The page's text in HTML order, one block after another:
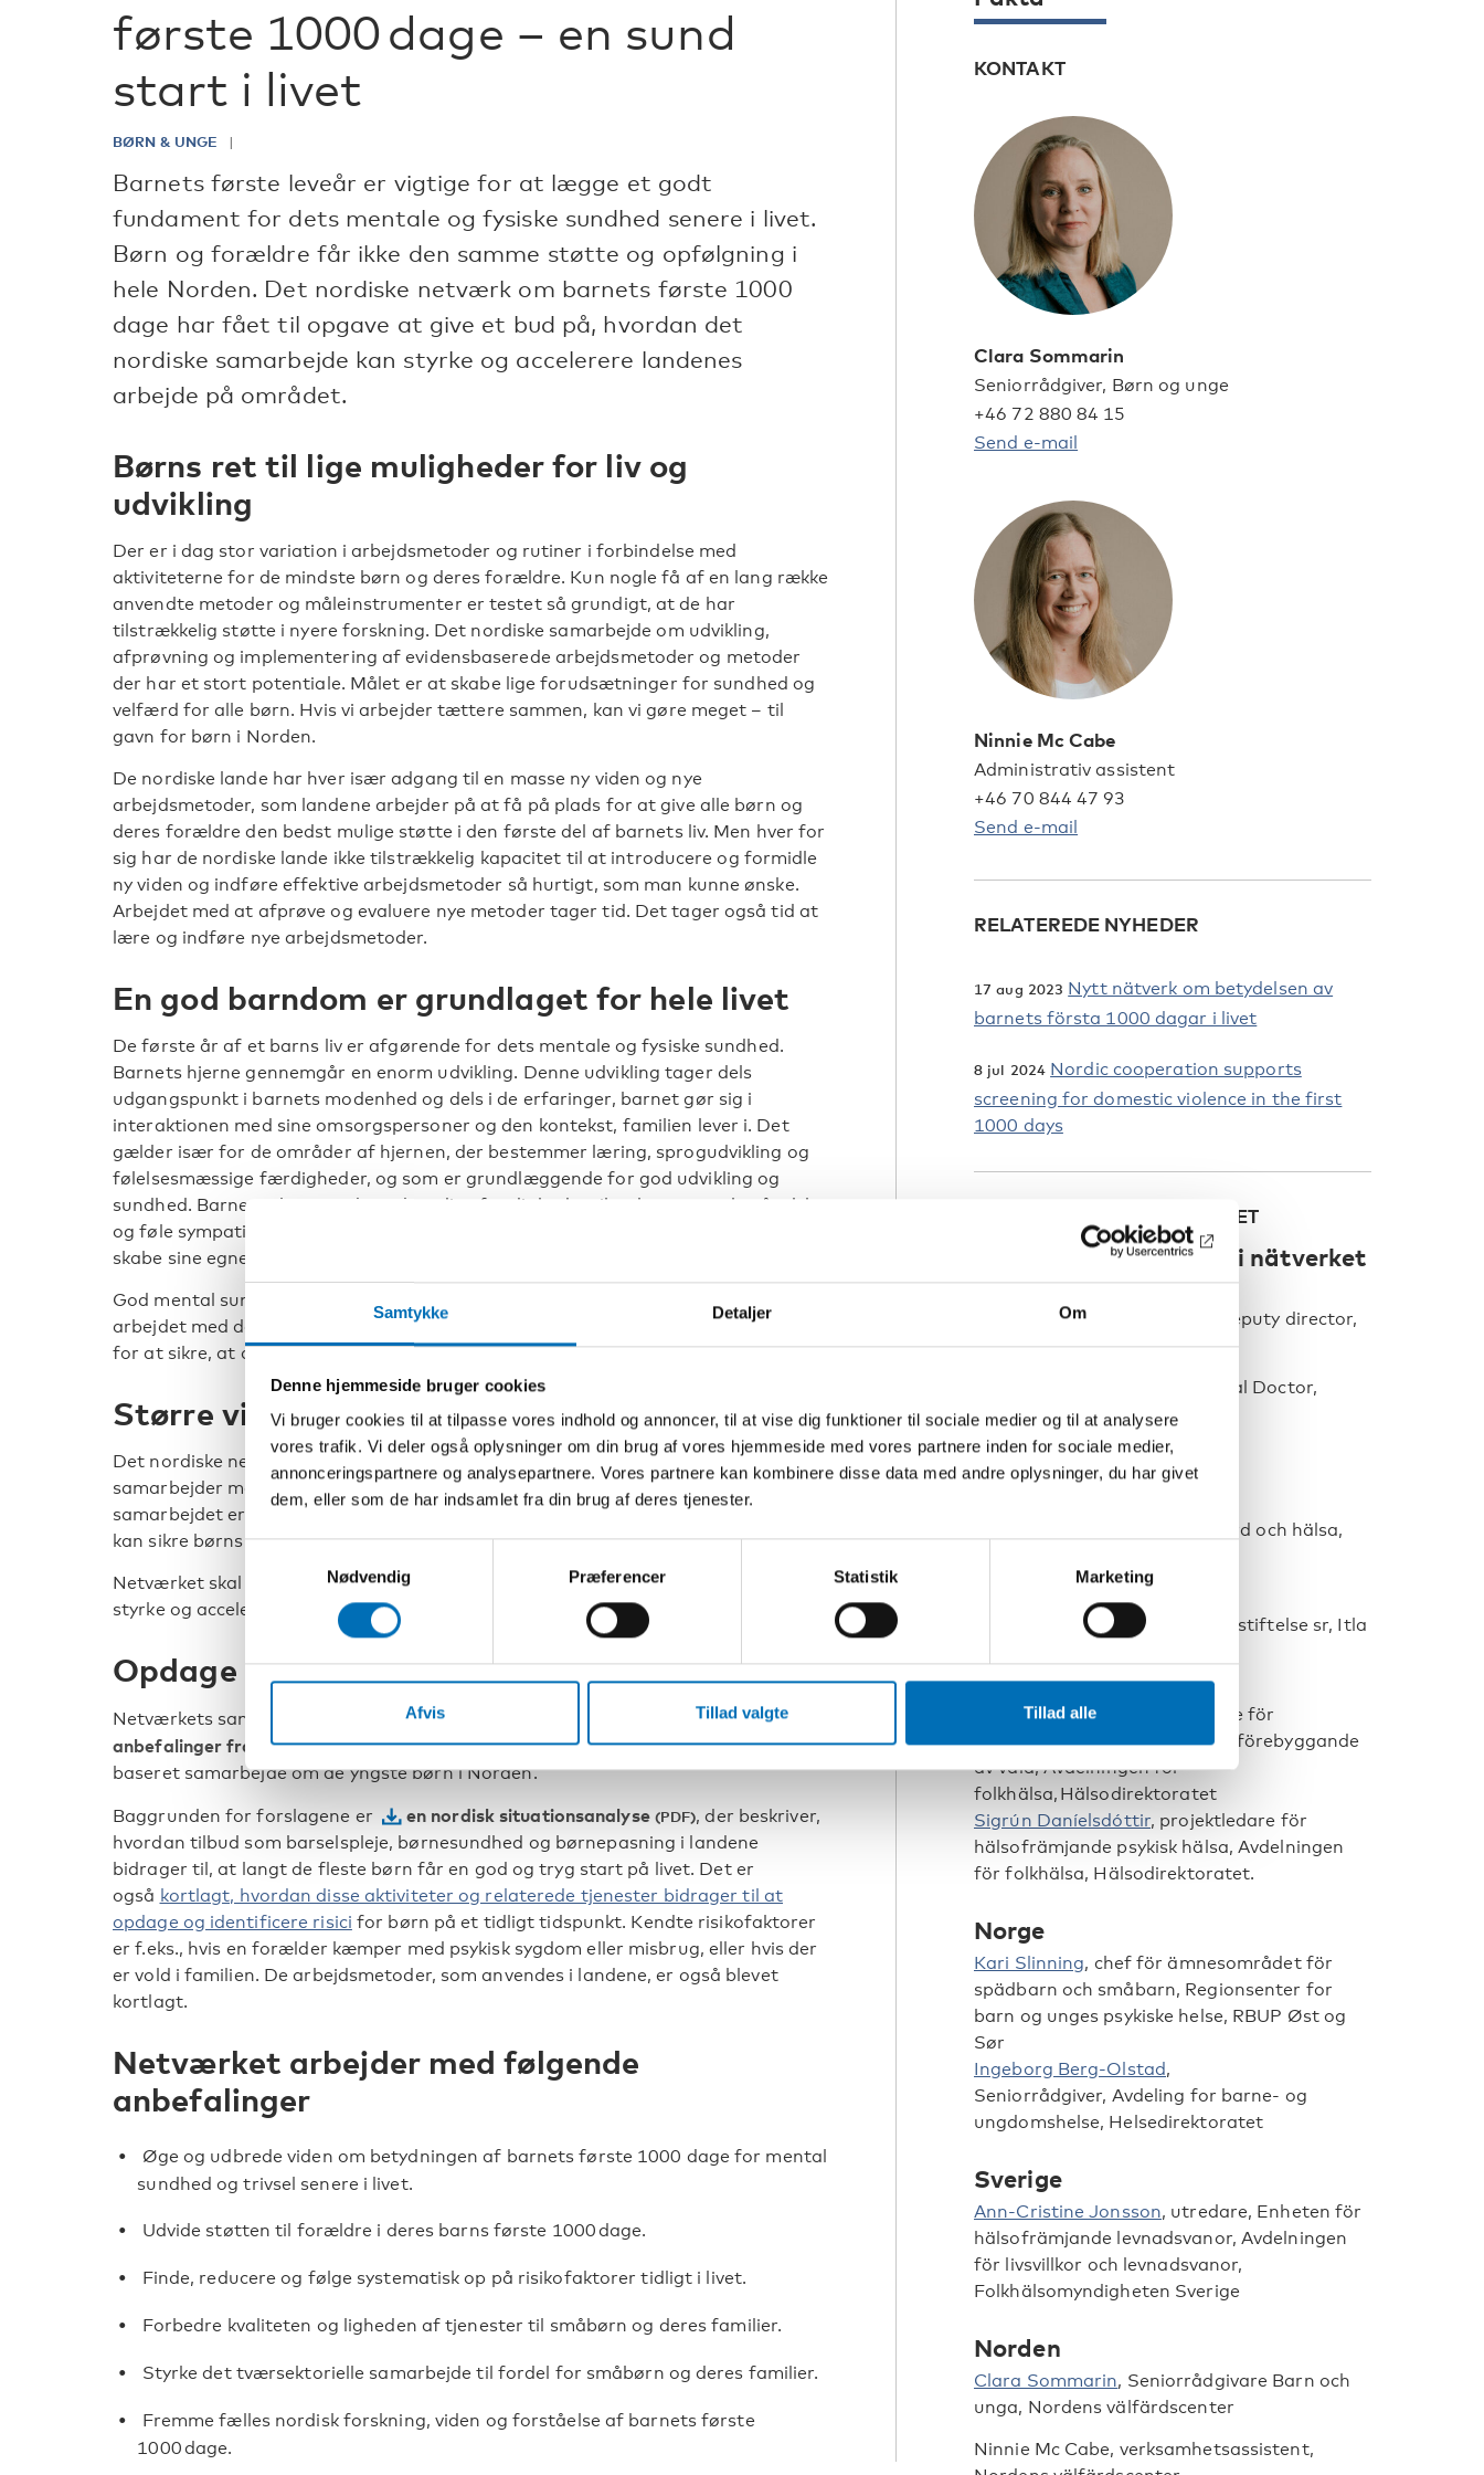
Samtykke Detaljer Om
Denne hjemmeside bruger cookies
Vi bruger cookies til at tilpasse vores indhold og annoncer, til at vise dig funktioner til sociale medier og til at analysere
vores trafik. Vi deler også oplysninger om din brug af vores hjemmeside med vores partnere inden for sociale medier,
annonceringspartnere og analysepartnere. Vores partnere kan kombinere disse data med andre oplysninger, du har givet
dem, eller som de har indsamlet fra din brug af deres tjenester.
Nødvendig
Præferencer Statistik Marketing
Afvis Tillad valgte Tillad alle
første 1000 dage – en sund
start i livet
BØRN & UNGE
Barnets første leveår er vigtige for at lægge et godt
fundament for dets mentale og fysiske sundhed senere i livet.
Børn og forældre får ikke den samme støtte og opfølgning i
hele Norden. Det nordiske netværk om barnets første 1000
dage har fået til opgave at give et bud på, hvordan det
nordiske samarbejde kan styrke og accelerere landenes
arbejde på området.
Børns ret til lige muligheder for liv og
udvikling
Der er i dag stor variation i arbejdsmetoder og rutiner i forbindelse med
aktiviteterne for de mindste børn og deres forældre. Kun nogle få af en lang række
anvendte metoder og måleinstrumenter er testet så grundigt, at de har
tilstrækkelig støtte i nyere forskning. Det nordiske samarbejde om udvikling,
afprøvning og implementering af evidensbaserede arbejdsmetoder og metoder
der har et stort potentiale. Målet er at skabe lige forudsætninger for sundhed og
velfærd for alle børn. Hvis vi arbejder tættere sammen, kan vi gøre meget – til
gavn for børn i Norden.
De nordiske lande har hver især adgang til en masse ny viden og nye
arbejdsmetoder, som landene arbejder på at få på plads for at give alle børn og
deres forældre den bedst mulige støtte i den første del af barnets liv. Men hver for
sig har de nordiske lande ikke tilstrækkelig kapacitet til at introducere og formidle
ny viden og indføre effektive arbejdsmetoder så hurtigt, som man kunne ønske.
Arbejdet med at afprøve og evaluere nye metoder tager tid. Det tager også tid at
lære og indføre nye arbejdsmetoder.
En god barndom er grundlaget for hele livet
De første år af et barns liv er afgørende for dets mentale og fysiske sundhed.
Barnets hjerne gennemgår en enorm udvikling. Denne udvikling tager dels
udgangspunkt i barnets modenhed og dels i de erfaringer, barnet gør sig i
interaktionen med sine omsorgspersoner og den kontekst, familien lever i. Det
gælder især for de områder af hjernen, der bestemmer læring, sprogudvikling og
følelsesmæssige færdigheder, og som er grundlæggende for god udvikling og
sundhed. Barnet erhverver de nødvendige færdigheder til at lære at stole på, elske
og føle sympati for andre mennesker. Det lærer at styre sine følelser for at kunne
skabe sine egne positive relationer i fremtiden.
God mental sundhed er vigtig for både barnet og familien. Derfor har FN i
arbejdet med de globale bæredygtighedsmål lagt særlig vægt på landenes ansvar
for at sikre, at alle børn har lige ret til liv og udvikling.
Større viden og nordisk samarbejde
Det nordiske netværk om barnets første 1000 dage – en sund start i livet,
samarbejder med Nordens Velfærdscenter fra 2023 til 2027. Målet med
samarbejdet er skabe større viden og vidensdeling i Norden om, hvordan vi bedre
kan sikre børns udvikling og sundhed fra graviditet, til barnet er to år.
Netværket skal komme med anbefalinger til, hvordan det nordiske samarbejde kan
styrke og accelerere landenes arbejde på området.
Opdage risici på et tidligt tidspunkt
Netværkets samarbejde over de næste fem år har til formål at følge op på
anbefalinger fra nordiske eksperter og forskere
om et stærkt og videns
baseret samarbejde om de yngste børn i Norden.
Baggrunden for forslagene er en nordisk situationsanalyse
, der beskriver,
hvordan tilbud som barselspleje, børnesundhed og børnepasning i landene
bidrager til, at langt de fleste børn får en god og tryg start på livet. Det er
også kortlagt, hvordan disse aktiviteter og relaterede tjenester bidrager til at
opdage og identificere risici for børn på et tidligt tidspunkt. Kendte risikofaktorer
er f.eks., hvis en forælder kæmper med psykisk sygdom eller misbrug, eller hvis der
er vold i familien. De arbejdsmetoder, som anvendes i landene, er også blevet
kortlagt.
Netværket arbejder med følgende
anbefalinger
Øge og udbrede viden om betydningen af barnets første 1000 dage for mental
sundhed og trivsel senere i livet.
Udvide støtten til forældre i deres barns første 1000 dage.
Finde, reducere og følge systematisk op på risikofaktorer tidligt i livet.
Forbedre kvaliteten og ligheden af tjenester til småbørn og deres familier.
Styrke det tværsektorielle samarbejde til fordel for småbørn og deres familier.
Fremme fælles nordisk forskning, viden og forståelse af barnets første
1000 dage.
KONTAKT
Clara Sommarin
Seniorrådgiver, Børn og unge
+46 72 880 84 15
Send e-mail
Ninnie Mc Cabe
Administrativ assistent
+46 70 844 47 93
Send e-mail
RELATEREDE NYHEDER
17 aug 2023 Nytt nätverk om betydelsen av
barnets första 1000 dagar i livet
8 jul 2024 Nordic cooperation supports
screening for domestic violence in the first
1000 days
MEDLEMMER AF NETVÆRKET
Danmark(ordförande i nätverket
2026)
Helle Stentoft Dalum,
ph.d. Deputy director,
Sundhedsstyrelsen
, Medical Doctor,
Sundhedsstyrelsen
Finland
Barnhälsa, Institutet för välfärd och hälsa,
Jonna Lehikoinen, specialist,
Självständighetsjubileets barnstiftelse sr, Itla
Island
Jenný Ingudóttir
, projektledare för
hälsofrämjande förskolor och förebyggande
av våld, Avdelningen för
folkhälsa, Hälsodirektoratet
Sigrún Daníelsdóttir, projektledare för
hälsofrämjande psykisk hälsa, Avdelningen
för folkhälsa, Hälsodirektoratet.
Norge
Kari Slinning, chef för ämnesområdet för
spädbarn och småbarn, Regionsenter for
barn og unges psykiske helse, RBUP Øst og
Sør
Ingeborg Berg-Olstad,
Seniorrådgiver, Avdeling for barne- og
ungdomshelse, Helsedirektoratet
Sverige
Ann-Cristine Jonsson, utredare, Enheten för
hälsofrämjande levnadsvanor, Avdelningen
för livsvillkor och levnadsvanor,
Folkhälsomyndigheten Sverige
Norden
Clara Sommarin, Seniorrådgivare Barn och
unga, Nordens välfärdscenter
Ninnie Mc Cabe, verksamhetsassistent,